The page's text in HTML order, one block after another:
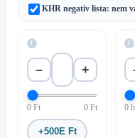
KHR negatív lista: nem
i
– +
0 Ft 0 Ft
+500E Ft
i
0